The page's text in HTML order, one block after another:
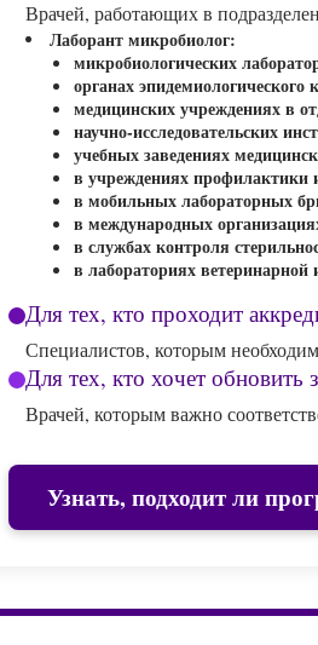
Врачей, работающих в
Лаборант микробиолог:
микробиологических
органах эпидемиологического
медицинских учреждениях в
научно-исследовательских
учебных заведениях
в учреждениях профилактики
в мобильных лабораторных
в международных
в службах контроля
в лабораториях
Для тех, кто проходит
Специалистов, которым
Для тех, кто хочет обновить
Врачей, которым важно
Узнать, подходит ли